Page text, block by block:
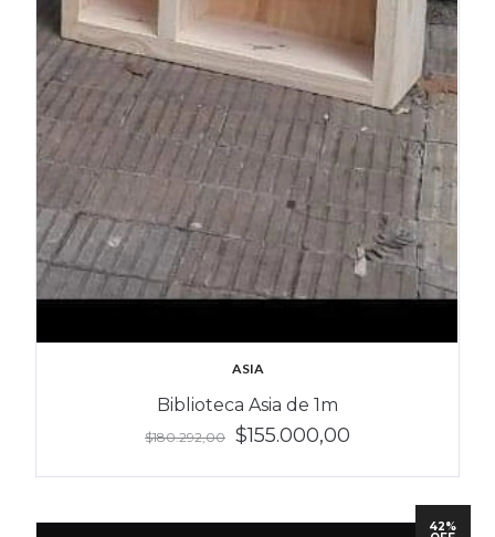
ASIA
Biblioteca Asia de 1m
$180.292,00 $155.000,00
42%